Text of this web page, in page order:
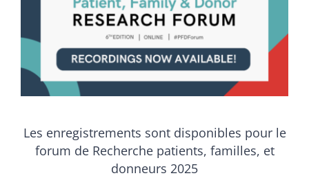
Les enregistrements sont disponibles pour le
forum de Recherche patients, familles, et
donneurs 2025